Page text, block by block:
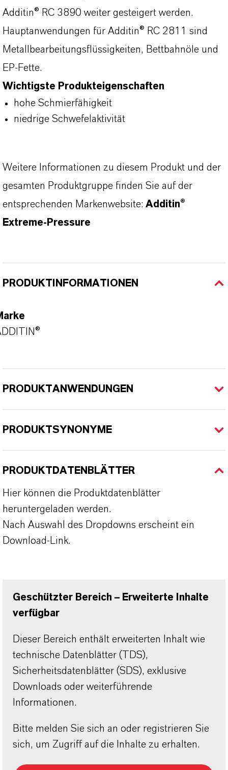
Additin® RC 3890 weiter gesteigert werden.
Hauptanwendungen für Additin® RC 2811 sind
Metallbearbeitungsflüssigkeiten, Bettbahnöle und
EP‑Fette.
Wichtigste Produkteigenschaften
hohe Schmierfähigkeit
niedrige Schwefelaktivität
Weitere Informationen zu diesem Produkt und der
gesamten Produktgruppe finden Sie auf der
entsprechenden Markenwebsite: Additin®
Extreme-Pressure
PRODUKTINFORMATIONEN
PRODUKTANWENDUNGEN
PRODUKTSYNONYME
PRODUKTDATENBLÄTTER
Hier können die Produktdatenblätter
heruntergeladen werden.
Nach Auswahl des Dropdowns erscheint ein
Download-Link.
Geschützter Bereich – Erweiterte Inhalte
verfügbar
Dieser Bereich enthält erweiterten Inhalt wie
technische Datenblätter (TDS),
Sicherheitsdatenblätter (SDS), exklusive
Downloads oder weiterführende
Informationen.
Bitte melden Sie sich an oder registrieren Sie
sich, um Zugriff auf die Inhalte zu erhalten.